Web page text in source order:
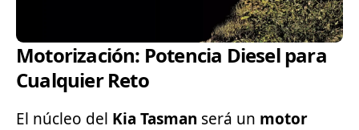
Motorización: Potencia Diesel para
Cualquier Reto
El núcleo del Kia Tasman será un motor